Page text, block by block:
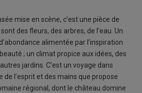
mise en scène, c’est une pièce de
des fleurs, des arbres, de l’eau. Un
alimentée par l’inspiration
; un climat propice aux idées, des
jardins. C’est un voyage dans
de l’esprit et des mains que propose
régional, dont le château domine